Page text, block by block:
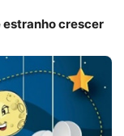
estranho crescer